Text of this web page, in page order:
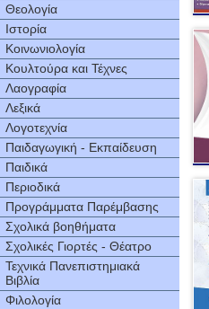
Θεολογία
Ιστορία
Κοινωνιολογία
Κουλτούρα και Τέχνες
Λαογραφία
Λεξικά
Λογοτεχνία
Παιδαγωγική - Εκπαίδευση
Παιδικά
Περιοδικά
Προγράμματα Παρέμβασης
Σχολικά βοηθήματα
Σχολικές Γιορτές - Θέατρο
Τεχνικά Πανεπιστημιακά
Βιβλία
Φιλολογία